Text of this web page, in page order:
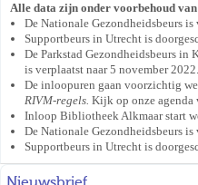
Alle data zijn onder voorbehoud
De Nationale Gezondheidsbeurs
Supportbeurs in Utrecht is
De Parkstad Gezondheidsbeurs in
is verplaatst naar 5 november 2022.
De inloopuren gaan voorzichtig
RIVM-regels. Kijk op onze agenda
Inloop Bibliotheek Alkmaar start
De Nationale Gezondheidsbeurs
Supportbeurs in Utrecht is